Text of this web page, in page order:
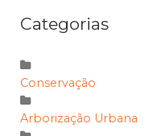
Categorias
Conservação
Arborização Urbana